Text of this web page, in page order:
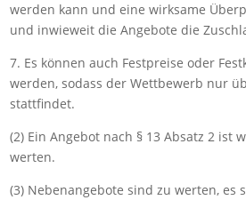
werden kann und eine wirksame
und inwieweit die Angebote die
7. Es können auch Festpreise oder
werden, sodass der Wettbewerb nur
stattfindet.
(2) Ein Angebot nach § 13 Absatz 2 ist
werten.
(3) Nebenangebote sind zu werten, es